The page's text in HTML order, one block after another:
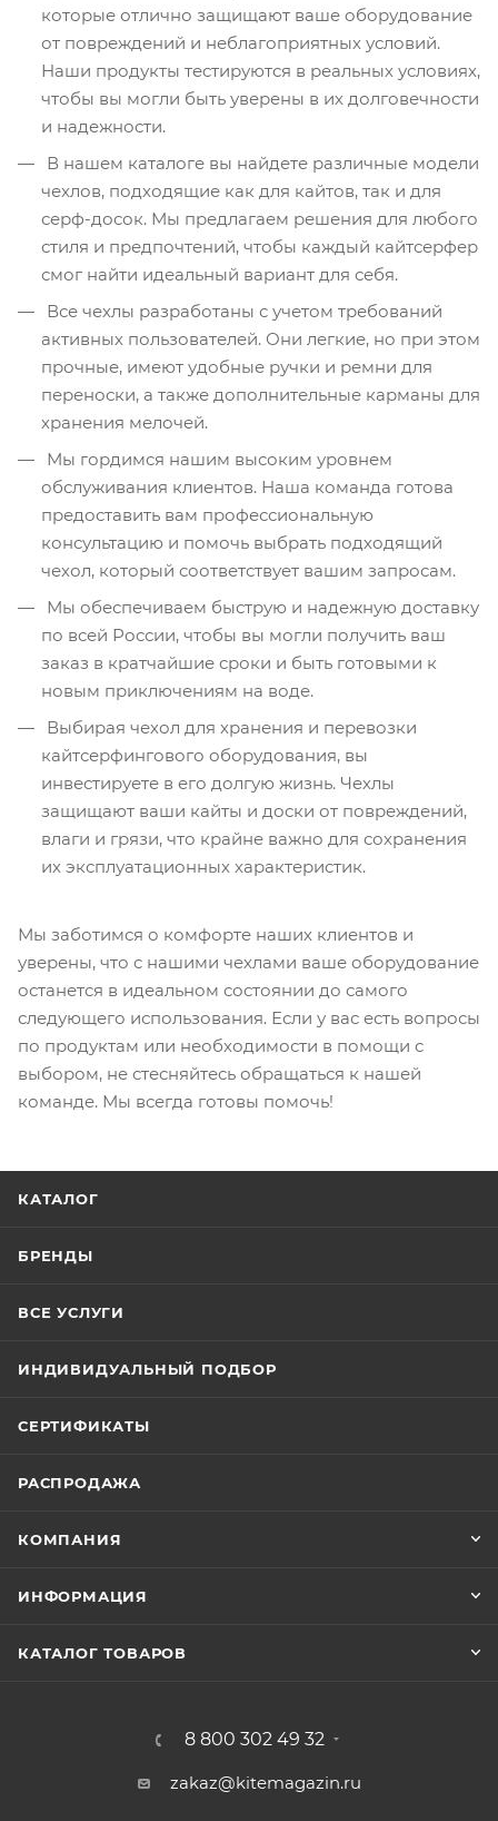
которые отлично защищают ваше оборудование
от повреждений и неблагоприятных условий.
Наши продукты тестируются в реальных условиях,
чтобы вы могли быть уверены в их долговечности
и надежности.
В нашем каталоге вы найдете различные модели
чехлов, подходящие как для кайтов, так и для
серф-досок. Мы предлагаем решения для любого
стиля и предпочтений, чтобы каждый кайтсерфер
смог найти идеальный вариант для себя.
Все чехлы разработаны с учетом требований
активных пользователей. Они легкие, но при этом
прочные, имеют удобные ручки и ремни для
переноски, а также дополнительные карманы для
хранения мелочей.
Мы гордимся нашим высоким уровнем
обслуживания клиентов. Наша команда готова
предоставить вам профессиональную
консультацию и помочь выбрать подходящий
чехол, который соответствует вашим запросам.
Мы обеспечиваем быструю и надежную доставку
по всей России, чтобы вы могли получить ваш
заказ в кратчайшие сроки и быть готовыми к
новым приключениям на воде.
Выбирая чехол для хранения и перевозки
кайтсерфингового оборудования, вы
инвестируете в его долгую жизнь. Чехлы
защищают ваши кайты и доски от повреждений,
влаги и грязи, что крайне важно для сохранения
их эксплуатационных характеристик.
Мы заботимся о комфорте наших клиентов и
уверены, что с нашими чехлами ваше оборудование
останется в идеальном состоянии до самого
следующего использования. Если у вас есть вопросы
по продуктам или необходимости в помощи с
выбором, не стесняйтесь обращаться к нашей
команде. Мы всегда готовы помочь!
КАТАЛОГ
БРЕНДЫ
ВСЕ УСЛУГИ
ИНДИВИДУАЛЬНЫЙ ПОДБОР
СЕРТИФИКАТЫ
РАСПРОДАЖА
КОМПАНИЯ
ИНФОРМАЦИЯ
КАТАЛОГ ТОВАРОВ
8 800 302 49 32
zakaz@kitemagazin.ru